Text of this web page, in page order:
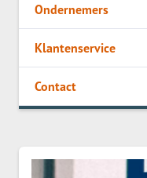
Ondernemers
Klantenservice
Contact